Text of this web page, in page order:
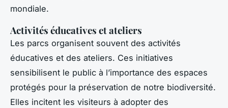
mondiale.
Activités éducatives et ateliers
Les parcs organisent souvent des activités
éducatives et des ateliers. Ces initiatives
sensibilisent le public à l’importance des espaces
protégés pour la préservation de notre biodiversité.
Elles incitent les visiteurs à adopter des